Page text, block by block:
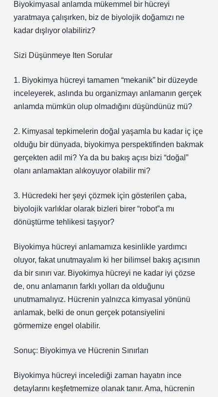
Biyokimyasal anlamda mükemmel bir hücreyi
yaratmaya çalışırken, biz de biyolojik doğamızı ne
kadar dışlıyor olabiliriz?
Sizi Düşünmeye Iten Sorular
1. Biyokimya hücreyi tamamen “mekanik” bir düzeyde
inceleyerek, aslında bu organizmayı anlamanın gerçek
anlamda mümkün olup olmadığını düşündünüz mü?
2. Kimyasal tepkimelerin doğal yaşamla bu kadar iç içe
olduğu bir dünyada, biyokimya perspektifinden bakmak
gerçekten adil mi? Ya da bu bakış açısı bizi “doğal”
olanı anlamaktan alıkoyuyor olabilir mi?
3. Hücredeki her şeyi çözmek için gösterilen çaba,
biyolojik varlıklar olarak bizleri birer “robot”a mı
dönüştürme tehlikesi taşıyor?
Biyokimya hücreyi anlamamıza kesinlikle yardımcı
oluyor, fakat unutmayalım ki her bilimsel bakış açısının
da bir sınırı var. Biyokimya hücreyi ne kadar iyi çözse
de, onu anlamanın farklı yolları da olduğunu
unutmamalıyız. Hücrenin yalnızca kimyasal yönünü
anlamak, belki de onun gerçek potansiyelini
görmemize engel olabilir.
Sonuç: Biyokimya ve Hücrenin Sınırları
Biyokimya hücreyi incelediği zaman hayatın ince
detaylarını keşfetmemize olanak tanır. Ama, hücrenin